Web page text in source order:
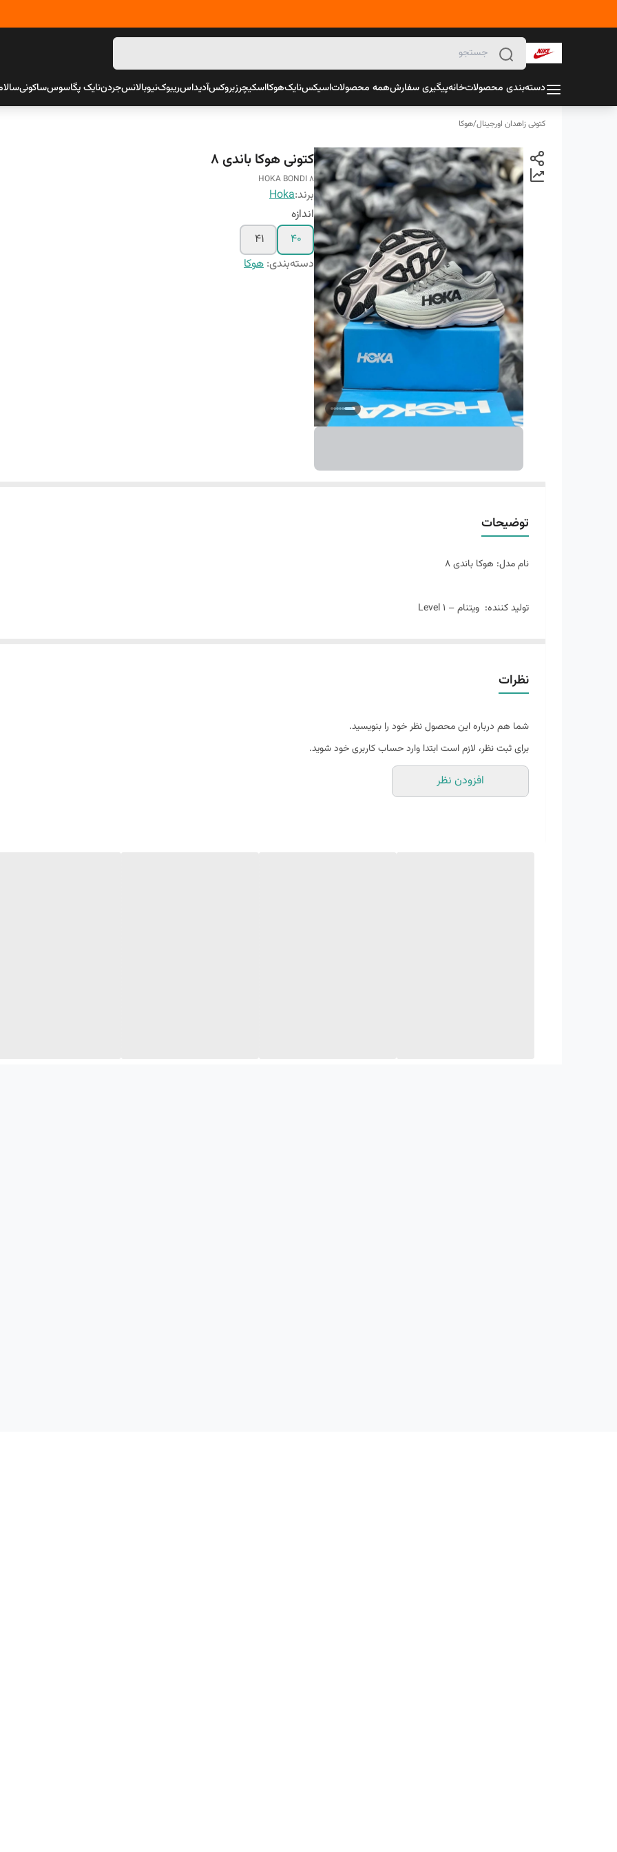
دسته‌بندی محصولاتخانهپیگیری سفارشهمه محصولاتاسیکسنایکهوکااسکیچرزبروکسآدیداسریبوکنیوبالانسجردننایک پگاسوسساکونی
کتونی زاهدان اورجینال/هوکا
کتونی هوکا باندی 8
HOKA BONDI 8
برند:Hoka
اندازه
40
41
دسته‌بندی: هوکا
توضیحات
نام مدل: هوکا باندی 8
تولید کننده: ویتنام – Level 1
آستر: پلی استر
کفی: کفی ortholite - نرم و راحت - قابل شستشو
نظرات
شما هم درباره این محصول نظر خود را بنویسید.
برای ثبت نظر، لازم است ابتدا وارد حساب کاربری خود شوید.
افزودن نظر